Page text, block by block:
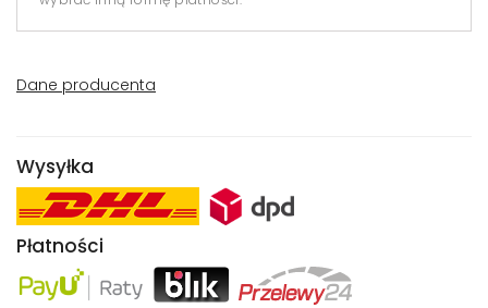
Dane producenta
Wysyłka
Płatności